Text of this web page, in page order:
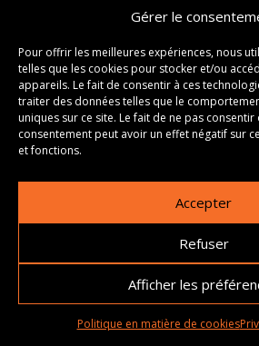
Gérer le
Pour offrir les meilleures expériences, nous
telles que les cookies pour stocker et/ou
appareils. Le fait de consentir à ces
traiter des données telles que le
uniques sur ce site. Le fait de ne pas
consentement peut avoir un effet négatif sur
et fonctions.
Accepter
Refuser
Afficher les
Politique en matière de cookies
TÉLÉCHARGEMENTS
PHOTOS